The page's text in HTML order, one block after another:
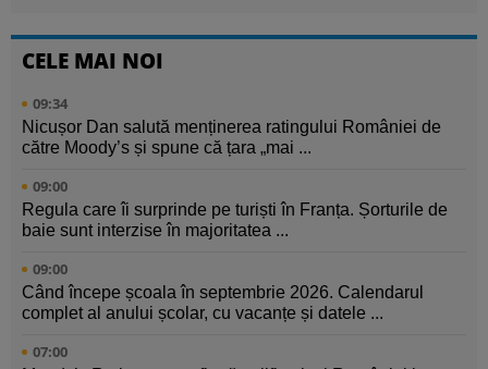
CELE MAI NOI
09:34
Nicușor Dan salută menținerea ratingului României de
către Moody’s și spune că țara „mai ...
09:00
Regula care îi surprinde pe turiști în Franța. Șorturile de
baie sunt interzise în majoritatea ...
09:00
Când începe școala în septembrie 2026. Calendarul
complet al anului școlar, cu vacanțe și datele ...
07:00